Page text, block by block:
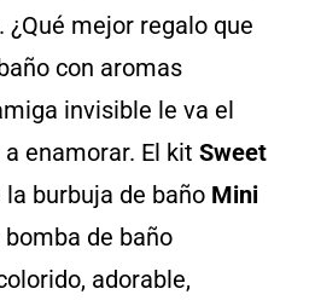
mejor regalo que
con aromas
invisible le va el
enamorar. El kit Sweet
burbuja de baño Mini
bomba de baño
adorable,